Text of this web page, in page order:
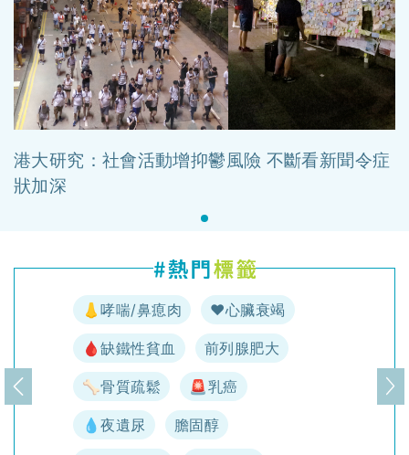
港大研究：社會活動增抑鬱風險 不斷看新聞令症
狀加深
👃哮喘/鼻瘜肉 ♥️心臟衰竭
🩸缺鐵性貧血 前列腺肥大
🦴骨質疏鬆 🚨乳癌
💧夜遺尿 膽固醇
上一頁 下